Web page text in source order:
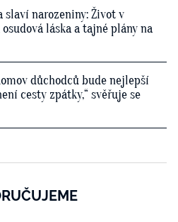
slaví narozeniny: Život v
láska a tajné plány na
důchodců bude nejlepší
cesty zpátky,“ svěřuje se